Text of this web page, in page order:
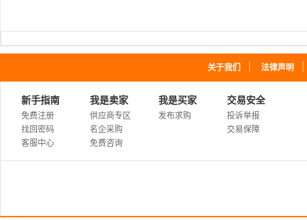
关于我们 法律声明
新手指南
免费注册
找回密码
客服中心
我是卖家
供应商专区
名企采购
免费咨询
我是买家
发布求购
交易安全
投诉举报
交易保障